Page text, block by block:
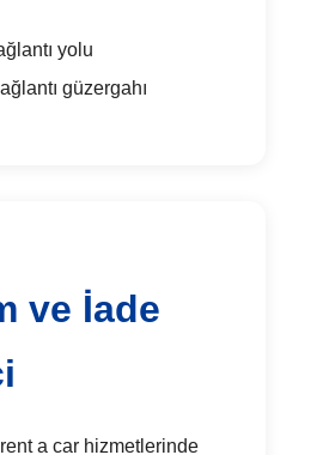
yolu
güzergahı
ve İade
a car hizmetlerinde